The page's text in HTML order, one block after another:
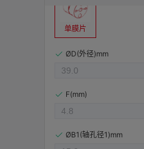
单膜片
ØD(外径)mm
F(mm)
ØB1(轴孔径1)mm